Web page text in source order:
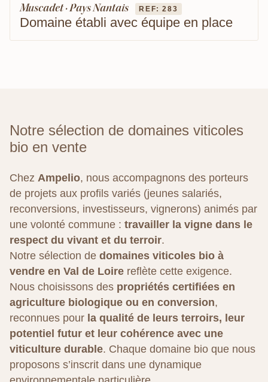
Muscadet · Pays Nantais REF: 283
Domaine établi avec équipe en place
Notre sélection de domaines viticoles
bio en vente
Chez Ampelio, nous accompagnons des porteurs
de projets aux profils variés (jeunes salariés,
reconversions, investisseurs, vignerons) animés par
une volonté commune : travailler la vigne dans le
respect du vivant et du terroir.
Notre sélection de domaines viticoles bio à
vendre en Val de Loire reflète cette exigence.
Nous choisissons des propriétés certifiées en
agriculture biologique ou en conversion,
reconnues pour la qualité de leurs terroirs, leur
potentiel futur et leur cohérence avec une
viticulture durable. Chaque domaine bio que nous
proposons s’inscrit dans une dynamique